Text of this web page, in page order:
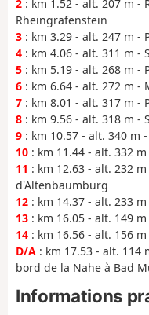
2 : km 1.52 - alt. 207 m -
Rheingrafenstein
3 : km 3.29 - alt. 247 m -
4 : km 4.06 - alt. 311 m -
5 : km 5.19 - alt. 268 m -
6 : km 6.64 - alt. 272 m -
7 : km 8.01 - alt. 317 m -
8 : km 9.56 - alt. 318 m -
9 : km 10.57 - alt. 340 m
10 : km 11.44 - alt. 332
11 : km 12.63 - alt. 232
d'Altenbaumburg
12 : km 14.37 - alt. 233
13 : km 16.05 - alt. 149
14 : km 16.56 - alt. 156
D/A : km 17.53 - alt.
bord de la Nahe à Bad
Informations